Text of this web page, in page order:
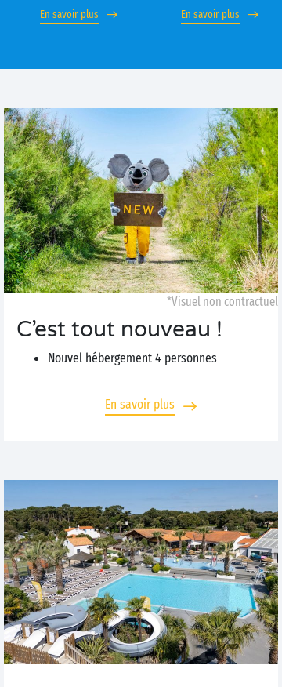
En savoir plus En savoir plus
*Visuel non contractuel
C’est tout nouveau !
Nouvel hébergement 4 personnes
En savoir plus